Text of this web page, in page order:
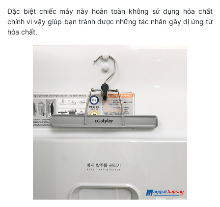
Đặc biệt chiếc máy này hoàn toàn không sử dụng hóa chất
chính vì vậy giúp bạn tránh được những tác nhân gây dị ứng từ
hóa chất.